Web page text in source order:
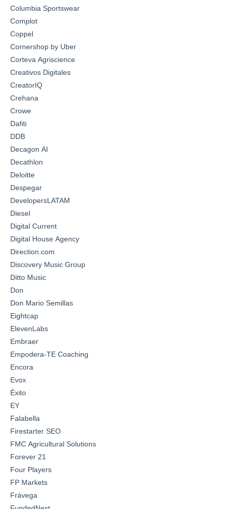
Columbia Sportswear
Complot
Coppel
Cornershop by Uber
Corteva Agriscience
Creativos Digitales
CreatorIQ
Crehana
Crowe
Dafiti
DDB
Decagon AI
Decathlon
Deloitte
Despegar
DevelopersLATAM
Diesel
Digital Current
Digital House Agency
Direction.com
Discovery Music Group
Ditto Music
Don
Don Mario Semillas
Eightcap
ElevenLabs
Embraer
Empodera-TE Coaching
Encora
Evox
Éxito
EY
Falabella
Firestarter SEO
FMC Agricultural Solutions
Forever 21
Four Players
FP Markets
Frávega